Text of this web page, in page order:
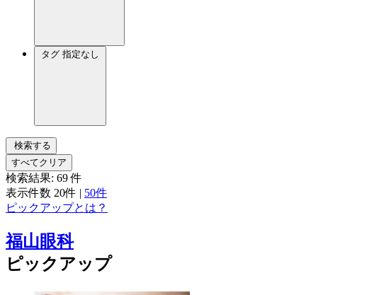
タグ 指定なし
検索する
すべてクリア
検索結果: 69 件
表示件数 20件 | 50件
ピックアップとは？
福山眼科
ピックアップ